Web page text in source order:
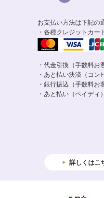
お支払い方法は下記の
・各種クレジットカー
・代金引換（手数料お
・あと払い決済（コン
・銀行振込（手数料お
・あと払い（ペイディ）
詳しくはこ